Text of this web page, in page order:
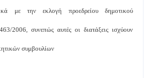
με την εκλογή προεδρείου δημοτικού
2006, συνεπώς αυτές οι διατάξεις ισχύουν
συμβουλίων